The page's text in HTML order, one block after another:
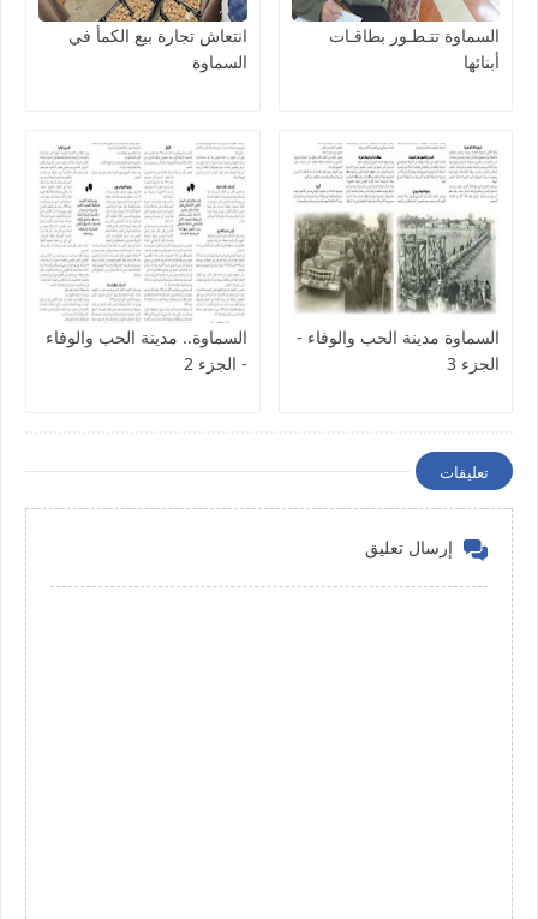
السماوة تتـطـور بطاقـات
أبنائها
انتعاش تجارة بيع الكمأ في
السماوة
السماوة مدينة الحب والوفاء -
الجزء 3
السماوة.. مدينة الحب والوفاء
- الجزء 2
تعليقات
إرسال تعليق